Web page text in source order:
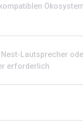
Lautsprecher
erforderlich